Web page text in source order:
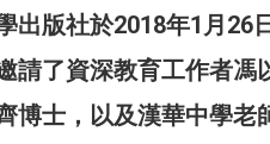
出版社於2018年1月26
請了資深教育工作者馮
博士，以及漢華中學老